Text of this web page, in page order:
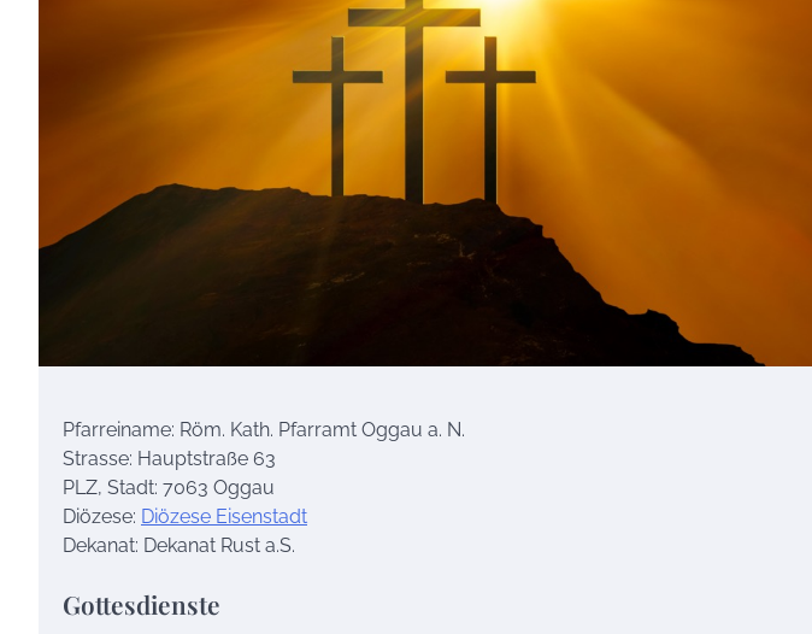
Pfarreiname: Röm. Kath. Pfarramt Oggau a. N.
Strasse: Hauptstraße 63
PLZ, Stadt: 7063 Oggau
Diözese: Diözese Eisenstadt
Dekanat: Dekanat Rust a.S.
Gottesdienste